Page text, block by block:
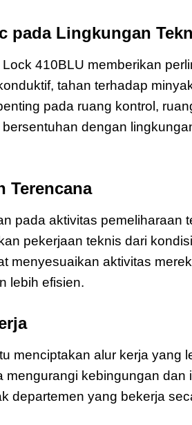
pada Lingkungan
410BLU memberikan
tahan terhadap
pada ruang kontrol,
dengan
Terencana
pada aktivitas pemeliharaan
pekerjaan teknis dari
menyesuaikan aktivitas
lebih efisien.
menciptakan alur kerja yang
kebingungan dan
departemen yang bekerja